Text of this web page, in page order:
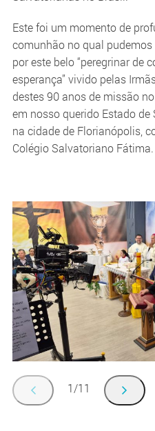
Este foi um momento de
comunhão no qual
por este belo “peregrinar de
esperança” vivido pelas
destes 90 anos de missão
em nosso querido Estado de
na cidade de Florianópolis,
Colégio Salvatoriano Fátima.
1/11